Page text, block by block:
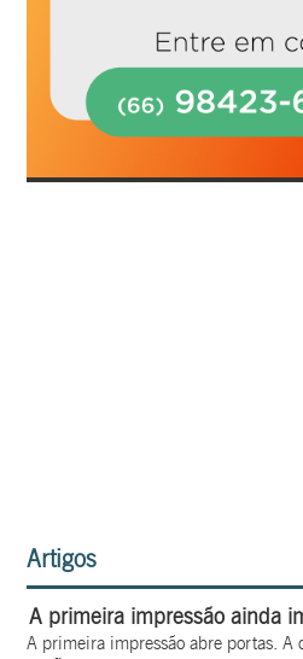
Artigos
A primeira impressão ainda
A primeira impressão abre portas. A